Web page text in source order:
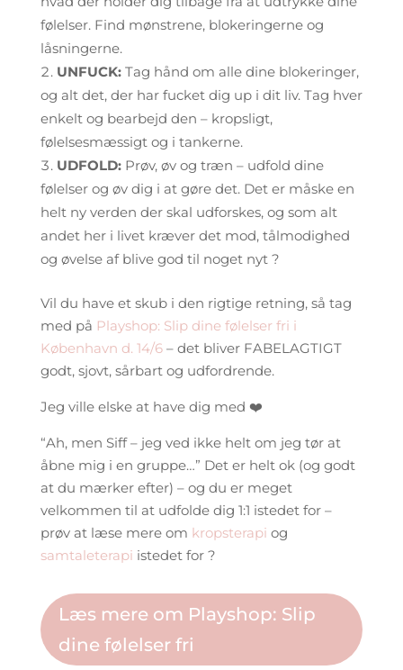
følelser. Find mønstrene, blokeringerne og
låsningerne.
UNFUCK:Tag hånd om alle dine blokeringer,
og alt det, der har fucket dig up i dit liv. Tag hver
enkelt og bearbejd den – kropsligt,
følelsesmæssigt og i tankerne.
UDFOLD:Prøv, øv og træn – udfold dine
følelser og øv dig i at gøre det. Det er måske en
helt ny verden der skal udforskes, og som alt
andet her i livet kræver det mod, tålmodighed
og øvelse af blive god til noget nyt ?
Vil du have et skub i den rigtige retning, så tag
med på Playshop: Slip dine følelser fri i
København d. 14/6– det bliver FABELAGTIGT
godt, sjovt, sårbart og udfordrende.
Jeg ville elske at have dig med ❤️
“Ah, men Siff – jeg ved ikke helt om jeg tør at
åbne mig i en gruppe…” Det er helt ok (og godt
at du mærker efter) – og du er meget
velkommen til at udfolde dig 1:1 istedet for –
prøv at læse mere om kropsterapi og
samtaleterapi istedet for ?
Læs mere om Playshop: Slip
dine følelser fri